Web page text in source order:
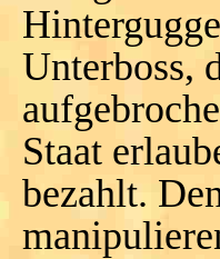
Unterboss,
Staat
bezahlt.